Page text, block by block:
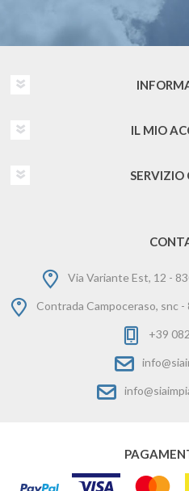
IL MIO
SERVIZIO
Via Variante Est, 12 -
Contrada Campoceraso, snc
+39